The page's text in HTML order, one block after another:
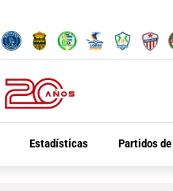
Estadísticas Partidos